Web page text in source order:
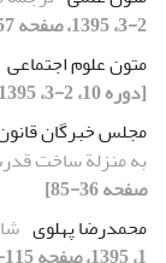
2-3، 1395، صفحه 57-76]
متون علوم اجتماعی
[دوره 10، 2-3، 1395، صفحه 57-76]
مجلس خبرگان
به منزلة ساخت
صفحه 36-85]
محمدرضا پهلوی